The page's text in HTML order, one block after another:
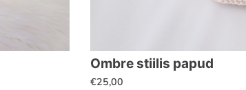
Sellel
tootel
Ombre stiilis papud
€25,00